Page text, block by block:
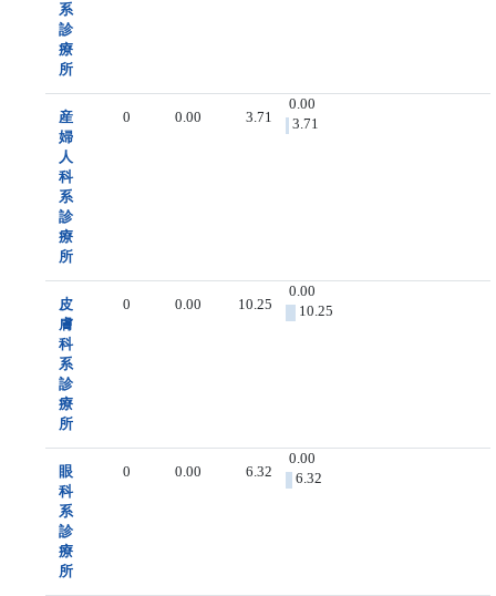
系
診
療
所
産
婦
人
科
系
診
療
所
0 0.00 3.71
0.00
3.71
皮
膚
科
系
診
療
所
0 0.00 10.25
0.00
10.25
眼
科
系
診
療
所
0 0.00 6.32
0.00
6.32